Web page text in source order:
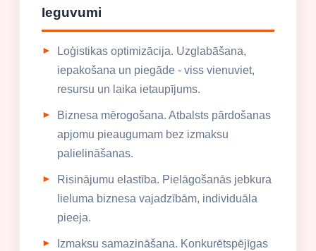
Ieguvumi
Loģistikas optimizācija. Uzglabāšana,
iepakošana un piegāde - viss vienuviet,
resursu un laika ietaupījums.
Biznesa mērogošana. Atbalsts pārdošanas
apjomu pieaugumam bez izmaksu
palielināšanas.
Risinājumu elastība. Pielāgošanās jebkura
lieluma biznesa vajadzībām, individuāla
pieeja.
Izmaksu samazināšana. Konkurētspējīgas